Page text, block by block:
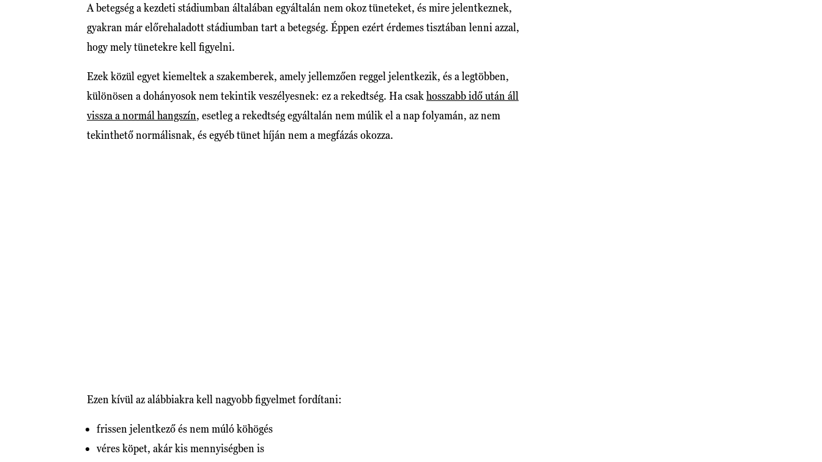
A betegség a kezdeti stádiumban általában egyáltalán nem okoz tüneteket, és mire jelentkeznek,
gyakran már előrehaladott stádiumban tart a betegség. Éppen ezért érdemes tisztában lenni azzal,
hogy mely tünetekre kell figyelni.
Ezek közül egyet kiemeltek a szakemberek, amely jellemzően reggel jelentkezik, és a legtöbben,
különösen a dohányosok nem tekintik veszélyesnek: ez a rekedtség. Ha csakhosszabb idő után áll
vissza a normál hangszín, esetleg a rekedtség egyáltalán nem múlik el a nap folyamán, az nem
tekinthető normálisnak, és egyéb tünet híján nem a megfázás okozza.
Ezen kívül az alábbiakra kell nagyobb figyelmet fordítani:
frissen jelentkező és nem múló köhögés
véres köpet, akár kis mennyiségben is